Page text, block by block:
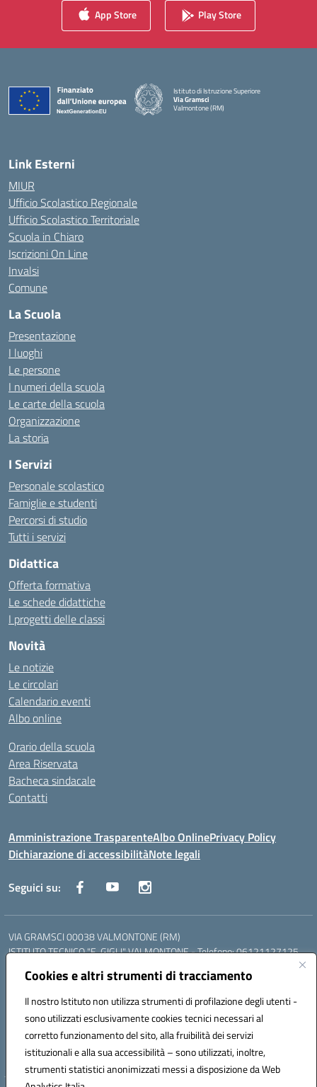
Cookies e altri strumenti di tracciamento
Il nostro Istituto non utilizza strumenti di profilazione degli utenti -
sono utilizzati esclusivamente cookies tecnici necessari al
corretto funzionamento del sito, alla fruibilità dei servizi
istituzionali e alla sua accessibilità – sono utilizzati, inoltre,
strumenti statistici anonimizzati messi a disposizione da Web
App Store Play Store
Istituto di Istruzione Superiore
Via Gramsci
Valmontone (RM)
Link Esterni
MIUR
Ufficio Scolastico Regionale
Ufficio Scolastico Territoriale
Scuola in Chiaro
Iscrizioni On Line
Invalsi
Comune
La Scuola
Presentazione
I luoghi
Le persone
I numeri della scuola
Le carte della scuola
Organizzazione
La storia
I Servizi
Personale scolastico
Famiglie e studenti
Percorsi di studio
Tutti i servizi
Didattica
Offerta formativa
Le schede didattiche
I progetti delle classi
Novità
Le notizie
Le circolari
Calendario eventi
Albo online
Orario della scuola
Area Riservata
Bacheca sindacale
Contatti
Amministrazione TrasparenteAlbo OnlinePrivacy Policy
Dichiarazione di accessibilitàNote legali
Seguici su:
VIA GRAMSCI 00038 VALMONTONE (RM)
ISTITUTO TECNICO "E. GIGLI" VALMONTONE - Telefono: 06121127125
06121126825
LICEO DELLE SCIENZE UMANE "P.L. NERVI" SEGNI - Telefono:
Mail: RMIS099002@istruzione.it - PEC: RMIS099002@pec.istruzione.it
Codice meccanografico: RMIS099002
Codice fiscale: 95036960581